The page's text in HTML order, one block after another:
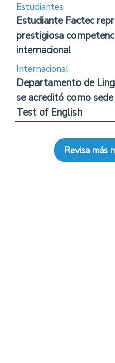
Estudiantes
Estudiante Factec
prestigiosa
internacional
Internacional
Departamento de
se acreditó como
Test of English
Revisa más